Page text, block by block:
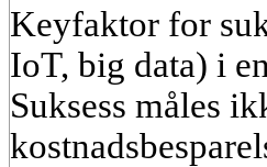
Keyfaktor for
IoT, big data) i
Suksess måles